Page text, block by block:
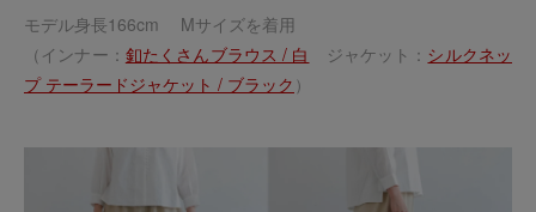
モデル身長166cm Mサイズを着用
（インナー： 釦たくさんブラウス / 白 ジャケット： シルクネッ
プ テーラードジャケット / ブラック ）